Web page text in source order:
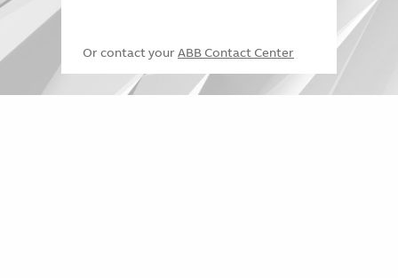
Or contact your ABB Contact Center